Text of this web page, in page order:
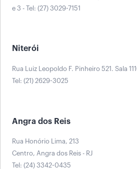
e 3 - Tel: (27) 3029-7151
Niterói
Rua Luiz Leopoldo F. Pinheiro 521. Sala
Tel: (21) 2629-3025
Angra dos Reis
Rua Honório Lima, 213
Centro, Angra dos Reis - RJ
Tel: (24) 3342-0435